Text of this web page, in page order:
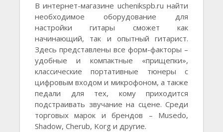
В интернет-магазине uchenikspb.ru найти
необходимое оборудование для
настройки гитары сможет как
начинающий, так и опытный гитарист.
Здесь представлены все форм-факторы –
удобные и компактные «прищепки»,
классические портативные тюнеры с
цифровым входом и микрофоном, а также
педали для тех, кому приходится
подстраивать звучание на сцене. Среди
торговых марок и брендов – Musedo,
Shadow, Cherub, Korg и другие.